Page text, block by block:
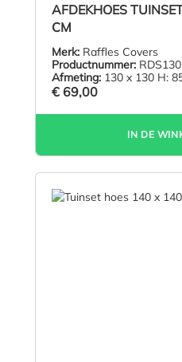
AFDEKHOES
CM
Merk: Raffles Covers
Productnummer:
Afmeting: 130 x 130 H:
€ 69,00
IN DE